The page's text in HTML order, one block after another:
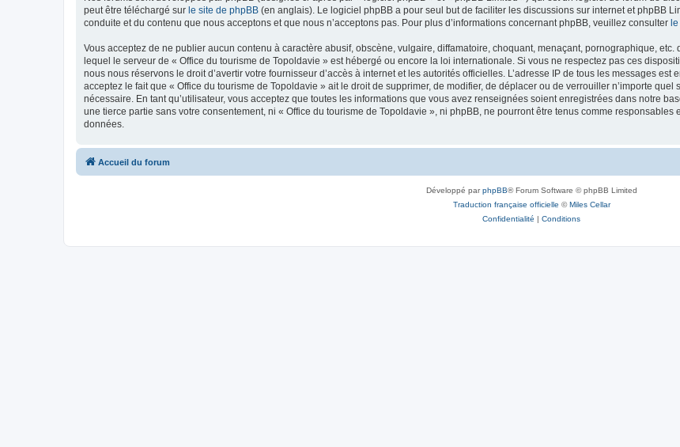
peut être téléchargé sur le site de phpBB (en anglais). Le logiciel phpBB a pour seul but de faciliter les discussions sur internet et phpBB
conduite et du contenu que nous acceptons et que nous n’acceptons pas. Pour plus d’informations concernant phpBB, veuillez consulter le
Vous acceptez de ne publier aucun contenu à caractère abusif, obscène, vulgaire, diffamatoire, choquant, menaçant, pornographique,
lequel le serveur de « Office du tourisme de Topoldavie » est hébergé ou encore la loi internationale. Si vous ne respectez pas ces
nous nous réservons le droit d’avertir votre fournisseur d’accès à internet et les autorités officielles. L’adresse IP de tous les messages
acceptez le fait que « Office du tourisme de Topoldavie » ait le droit de supprimer, de modifier, de déplacer ou de verrouiller n’importe
nécessaire. En tant qu’utilisateur, vous acceptez que toutes les informations que vous avez renseignées soient enregistrées dans notre
une tierce partie sans votre consentement, ni « Office du tourisme de Topoldavie », ni phpBB, ne pourront être tenus comme
données.
Accueil du forum
Développé parphpBB® Forum Software © phpBB Limited
Traduction française officielle ©Miles Cellar
Confidentialité | Conditions